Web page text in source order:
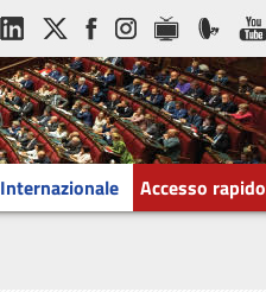
Internazionale Accesso rapido